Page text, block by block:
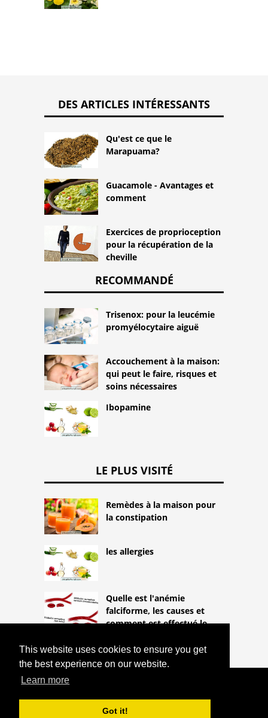
This website uses cookies to ensure you get
the best experience on our website.
Learn more
Got it!
DES ARTICLES INTÉRESSANTS
Qu'est ce que le
Marapuama?
Guacamole - Avantages et
comment
Exercices de proprioception
pour la récupération de la
cheville
RECOMMANDÉ
Trisenox: pour la leucémie
promyélocytaire aiguë
Accouchement à la maison:
qui peut le faire, risques et
soins nécessaires
Ibopamine
LE PLUS VISITÉ
Remèdes à la maison pour
la constipation
les allergies
Quelle est l'anémie
falciforme, les causes et
comment est effectué le
HTTPS://THELIGHTLIFEBLOG.COM
COMMENT LA TUBERCULOSE EST-ELLE